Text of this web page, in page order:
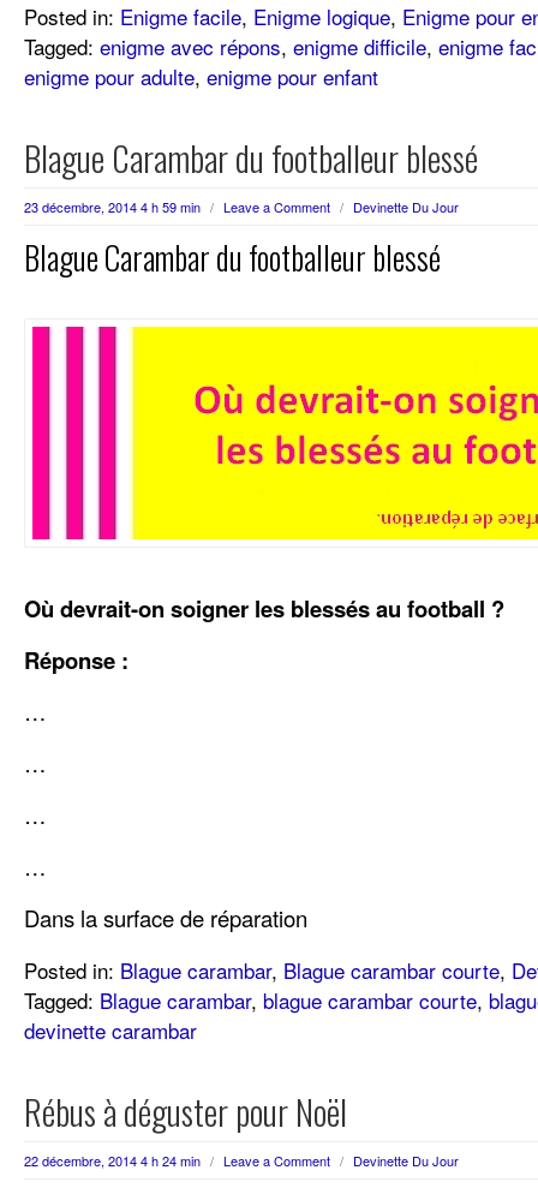
Posted in: Enigme facile, Enigme logique, Enigme pour
Tagged: enigme avec répons, enigme difficile, enigme
enigme pour adulte, enigme pour enfant
Blague Carambar du footballeur blessé
23 décembre, 2014 4 h 59 min / Leave a Comment / Devinette Du Jour
Blague Carambar du footballeur blessé
Où devrait-on soigner les blessés au football ?
Réponse :
…
…
…
…
Dans la surface de réparation
Posted in: Blague carambar, Blague carambar courte,
Tagged: Blague carambar, blague carambar courte,
devinette carambar
Rébus à déguster pour Noël
22 décembre, 2014 4 h 24 min / Leave a Comment / Devinette Du Jour